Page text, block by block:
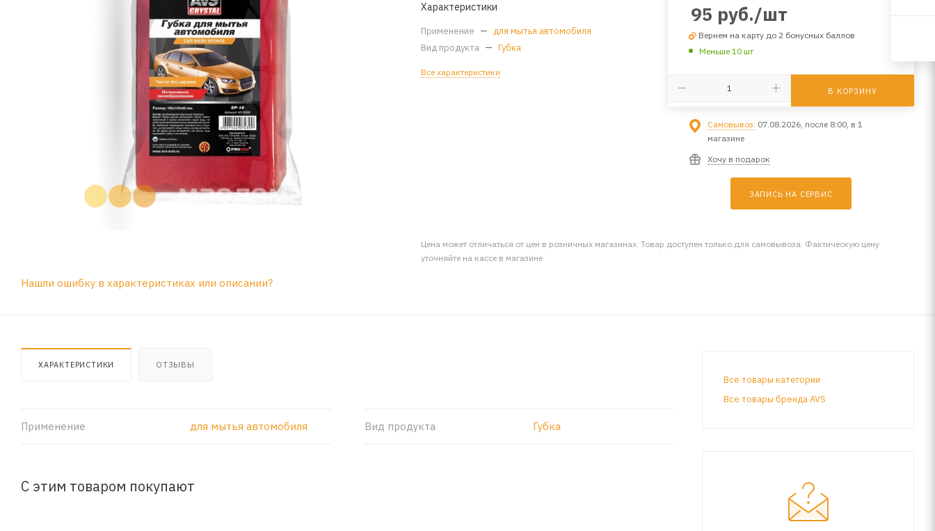
Характеристики
Применение — для мытья автомобиля
Вид продукта — Губка
Все характеристики
95 руб./шт
Вернем на карту до 2 бонусных баллов
Меньше 10 шт
В КОРЗИНУ
Самовывоз: 07.08.2026, после 8:00, в 1
магазине
Хочу в подарок
ЗАПИСЬ НА СЕРВИС
Цена может отличаться от цен в розничных магазинах. Товар доступен только для самовывоза. Фактическую цену
уточняйте на кассе в магазине
Нашли ошибку в характеристиках или описании?
ХАРАКТЕРИСТИКИ ОТЗЫВЫ
Применение для мытья автомобиля Вид продукта Губка
С этим товаром покупают
Все товары категории
Все товары бренда AVS